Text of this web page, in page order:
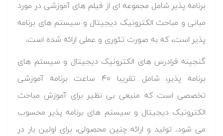
برنامه پذیر شامل مجموعه ای از فیلم های آموزشی در مورد
مبانی و مباحث الکترونیک دیجیتال و سیستم های برنامه
پذیر است، که به صورت تئوری و عملی ارائه شده است.
گنجینه فرادرس های الکترونیک دیجیتال و سیستم های
برنامه پذیر، شامل تقریبا ۴۰ ساعت برنامه آموزشی
تخصصی است که منبعی بی نظیر برای آموزش مباحث
الکترونیک دیجیتال و سیستم های برنامه پذیر محسوب
می شود. تولید و ارائه چنین محصولی، برای اولین بار در